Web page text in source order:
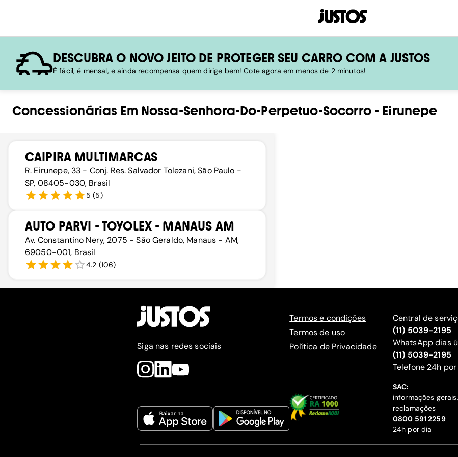
DESCUBRA O NOVO JEITO DE PROTEGER SEU CARRO COM A JUSTOS
É fácil, é mensal, e ainda recompensa quem dirige bem! Cote agora em menos de 2 minutos!
Concessionárias Em Nossa-Senhora-Do-Perpetuo-Socorro- Eirunepe
CAIPIRA MULTIMARCAS
R. Eirunepe, 33 - Conj. Res. Salvador Tolezani, São Paulo -
SP, 08405-030, Brasil
5 (5)
AUTO PARVI - TOYOLEX - MANAUS AM
Av. Constantino Nery, 2075 - São Geraldo, Manaus - AM,
69050-001, Brasil
4.2 (106)
Siga nas redes sociais
Termos e condições
Termos de uso
Política de Privacidade
Central de
(11) 5039-2195
WhatsApp dias
(11) 5039-2195
‍Telefone 24h
SAC:
informações
reclamações
‍0800 591 2259
24h por dia